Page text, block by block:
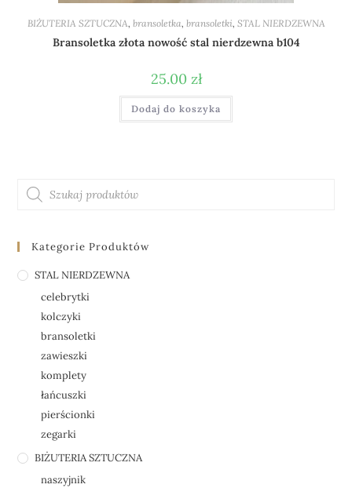
BIŻUTERIA SZTUCZNA bransoletka bransoletki STAL NIERDZEWNA
Bransoletka złota nowość stal nierdzewna b104
25.00 zł
Dodaj do koszyka
Kategorie Produktów
STAL NIERDZEWNA
celebrytki
kolczyki
bransoletki
zawieszki
komplety
łańcuszki
pierścionki
zegarki
BIŻUTERIA SZTUCZNA
naszyjnik